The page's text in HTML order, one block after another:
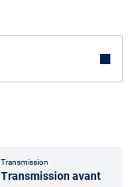
Transmission
Transmission avant